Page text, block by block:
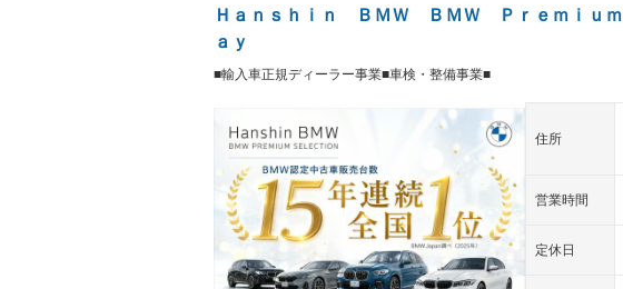
－ レンタカーアップ 展示・試乗車
LEDヘッドランプ HID(キセノンライト) －
－ フルフラットシート チップアップシート
シートヒーター ウォークスルー
フロントカメラ － シートエアコン
ルーフレール － エアサスペンション
Ｈａｎｓｈｉｎ ＢＭＷ ＢＭＷ Ｐｒｅｍｉｕ
ａｙ
■輸入車正規ディーラー事業■車検・整備事業■
住所
営業時間
定休日